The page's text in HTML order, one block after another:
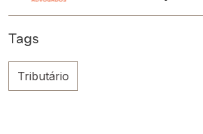
Tags
Tributário